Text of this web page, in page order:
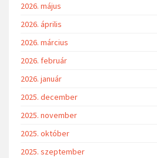
2026. május
2026. április
2026. március
2026. február
2026. január
2025. december
2025. november
2025. október
2025. szeptember